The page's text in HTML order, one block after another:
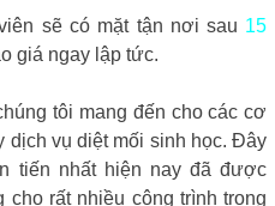
sẽ có mặt tận nơi sau 15
giá ngay lập tức.
tôi mang đến cho các cơ
dịch vụ diệt mối sinh học. Đây
tiến nhất hiện nay đã được
cho rất nhiều công trình trong